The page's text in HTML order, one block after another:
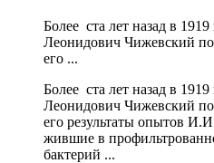
Более ста лет назад в
Леонидович Чижевский
его ...
Более ста лет назад в
Леонидович Чижевский
его результаты опытов
жившие в
бактерий ...